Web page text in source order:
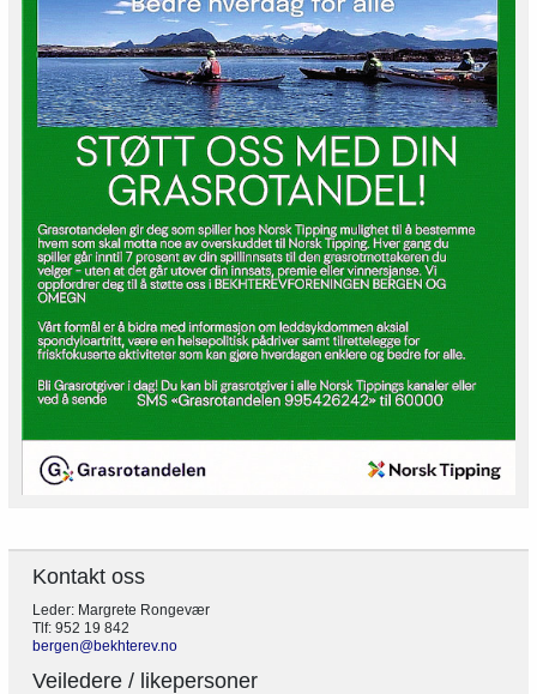
Kontakt oss
Leder: Margrete Rongevær
Tlf: 952 19 842
bergen@bekhterev.no
Veiledere / likepersoner